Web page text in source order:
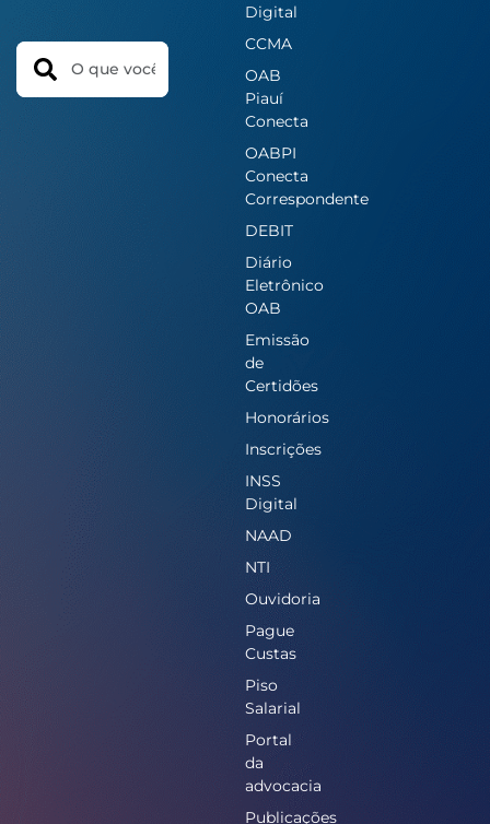
Search
Digital
CCMA
OAB
Piauí
Conecta
OABPI
Conecta
Correspondente
DEBIT
Diário
Eletrônico
OAB
Emissão
de
Certidões
Honorários
Inscrições
INSS
Digital
NAAD
NTI
Ouvidoria
Pague
Custas
Piso
Salarial
Portal
da
advocacia
Publicações